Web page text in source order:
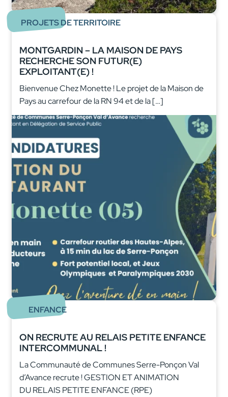
PROJETS DE TERRITOIRE
MONTGARDIN – LA MAISON DE PAYS
RECHERCHE SON FUTUR(E)
EXPLOITANT(E) !
Bienvenue Chez Monette ! Le projet de la Maison de
Pays au carrefour de la RN 94 et de la […]
ENFANCE
ON RECRUTE AU RELAIS PETITE ENFANCE
INTERCOMMUNAL !
La Communauté de Communes Serre-Ponçon Val
d’Avance recrute ! GESTION ET ANIMATION
DU RELAIS PETITE ENFANCE (RPE)